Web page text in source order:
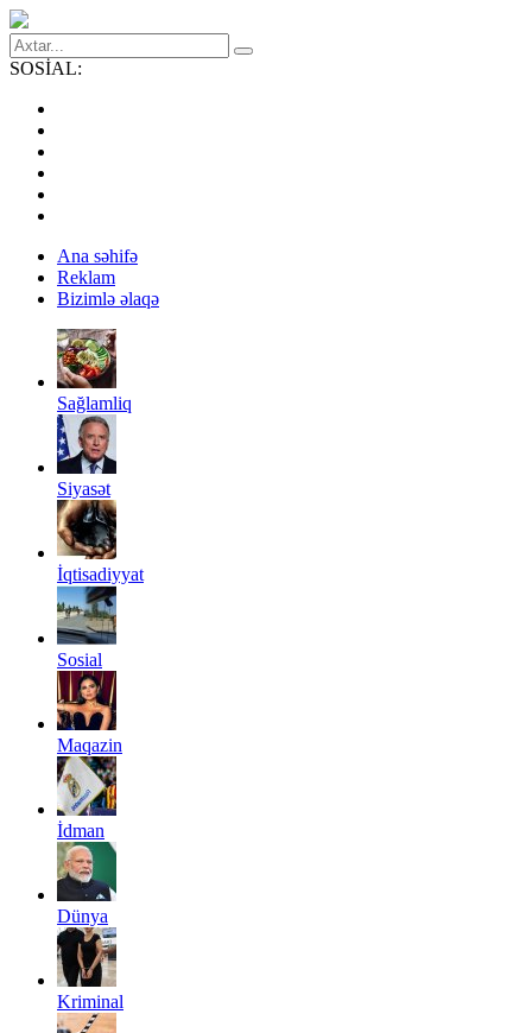
SOSİAL:
Ana səhifə
Reklam
Bizimlə əlaqə
Sağlamliq
Siyasət
İqtisadiyyat
Sosial
Maqazin
İdman
Dünya
Kriminal